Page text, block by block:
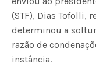
(STF), Dias Tofolli,
determinou a
razão de
instância.